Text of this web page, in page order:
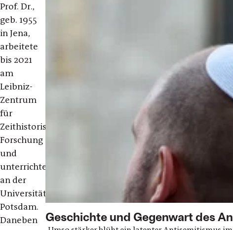
Prof. Dr.,
geb. 1955
in Jena,
arbeitete
bis 2021
am
Leibniz-
Zentrum
für
Zeithistorische
Forschung
und
unterrichtete
an der
Universität
Potsdam.
Daneben
Geschichte und Gegenwart des